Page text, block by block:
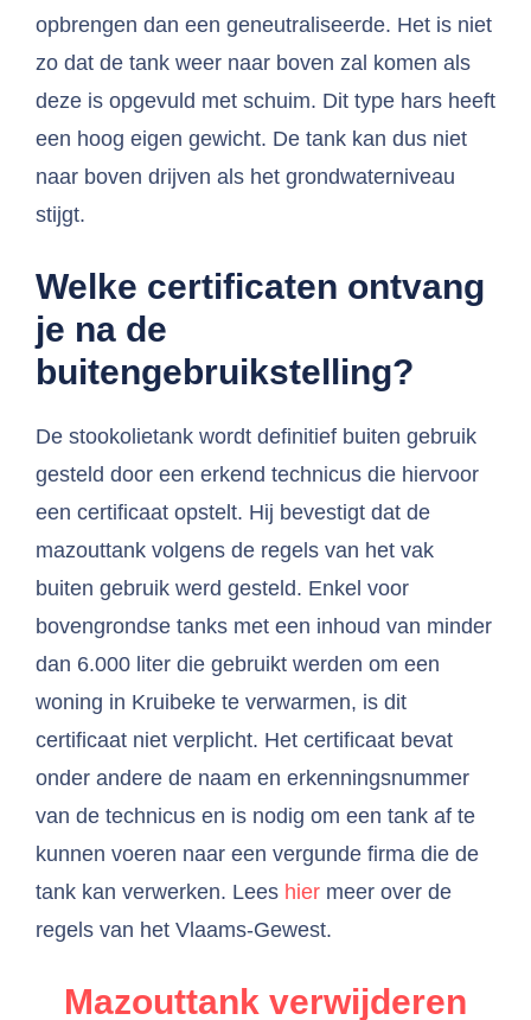
opbrengen dan een geneutraliseerde. Het is niet
zo dat de tank weer naar boven zal komen als
deze is opgevuld met schuim. Dit type hars heeft
een hoog eigen gewicht. De tank kan dus niet
naar boven drijven als het grondwaterniveau
stijgt.
Welke certificaten ontvang
je na de
buitengebruikstelling?
De stookolietank wordt definitief buiten gebruik
gesteld door een erkend technicus die hiervoor
een certificaat opstelt. Hij bevestigt dat de
mazouttank volgens de regels van het vak
buiten gebruik werd gesteld. Enkel voor
bovengrondse tanks met een inhoud van minder
dan 6.000 liter die gebruikt werden om een
woning in Kruibeke te verwarmen, is dit
certificaat niet verplicht. Het certificaat bevat
onder andere de naam en erkenningsnummer
van de technicus en is nodig om een tank af te
kunnen voeren naar een vergunde firma die de
tank kan verwerken. Lees hier meer over de
regels van het Vlaams-Gewest.
Mazouttank verwijderen